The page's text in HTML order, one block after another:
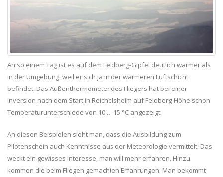
An so einem Tag ist es auf dem Feldberg-Gipfel deutlich wärmer als
in der Umgebung, weil er sich ja in der wärmeren Luftschicht
befindet. Das Außenthermometer des Fliegers hat bei einer
Inversion nach dem Start in Reichelsheim auf Feldberg-Höhe schon
Temperaturunterschiede von 10 … 15 °C angezeigt.
An diesen Beispielen sieht man, dass die Ausbildung zum
Pilotenschein auch Kenntnisse aus der Meteorologie vermittelt. Das
weckt ein gewisses Interesse, man will mehr erfahren. Hinzu
kommen die beim Fliegen gemachten Erfahrungen. Man bekommt